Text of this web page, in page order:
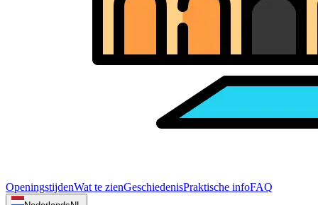
OpeningstijdenWat te zienGeschiedenisPraktische infoFAQ